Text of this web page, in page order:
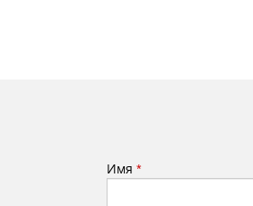
Имя *